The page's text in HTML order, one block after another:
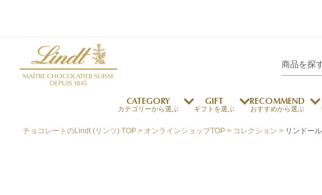
CATEGORY
カテゴリーから選ぶ
GIFT
ギフトを選ぶ
RECOMMEND
おすすめから選ぶ
チョコレートのLindt (リンツ) TOP オンラインショップTOP コレクション リンドー